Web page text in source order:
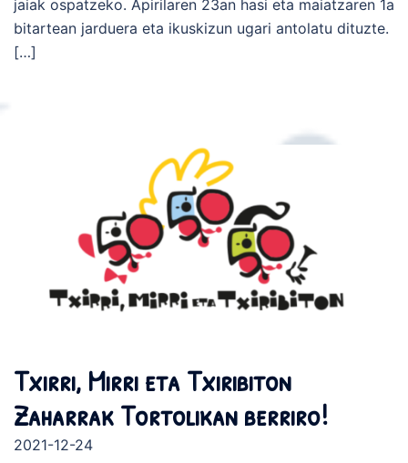
jaiak ospatzeko. Apirilaren 23an hasi eta maiatzaren 1a
bitartean jarduera eta ikuskizun ugari antolatu dituzte.
[…]
Txirri, Mirri eta Txiribiton
Zaharrak Tortolikan berriro!
2021-12-24